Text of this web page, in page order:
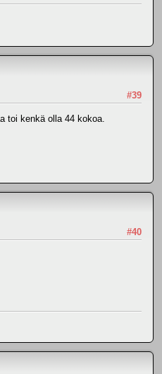
#39
toi kenkä olla 44 kokoa.
#40